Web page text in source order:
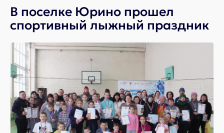
В поселке Юрино прошел
спортивный лыжный праздник